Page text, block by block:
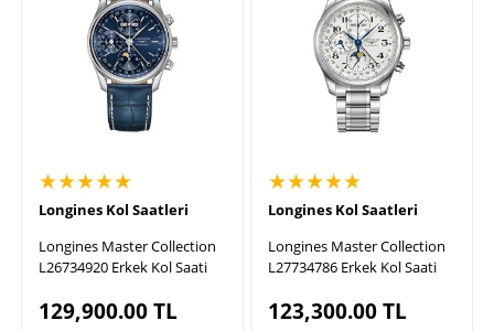
★★★★★
Longines Kol Saatleri
Longines Master Collection
L26734920 Erkek Kol Saati
129,900.00TL
★★★★★
Longines Kol Saatleri
Longines Master Collection
L27734786 Erkek Kol Saati
123,300.00TL